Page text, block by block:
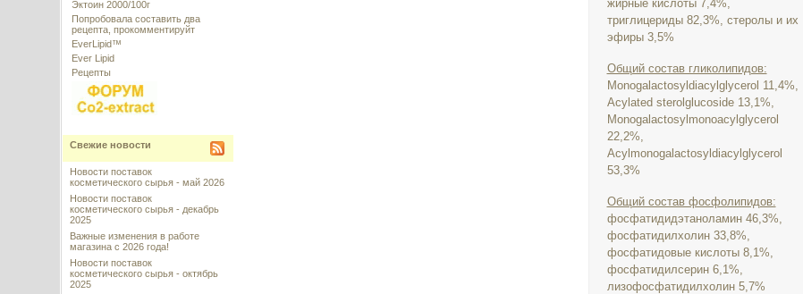
Эктоин 2000/100г
Попробовала составить два
рецепта, прокомментируйт
EverLipid™
Ever Lipid
Рецепты
Свежие новости
Новости поставок
косметического сырья - май 2026
Новости поставок
косметического сырья - декабрь
2025
Важные изменения в работе
магазина с 2026 года!
Новости поставок
косметического сырья - октябрь
2025
жирные кислоты 7,4%,
триглицериды 82,3%, стеролы и их
эфиры 3,5%
Общий состав гликолипидов:
Monogalactosyldiacylglycerol 11,4%,
Acylated sterolglucoside 13,1%,
Monogalactosylmonoacylglycerol
22,2%,
Acylmonogalactosyldiacylglycerol
53,3%
Общий состав фосфолипидов:
фосфатидидэтаноламин 46,3%,
фосфатидилхолин 33,8%,
фосфатидовые кислоты 8,1%,
фосфатидилсерин 6,1%,
лизофосфатидилхолин 5,7%